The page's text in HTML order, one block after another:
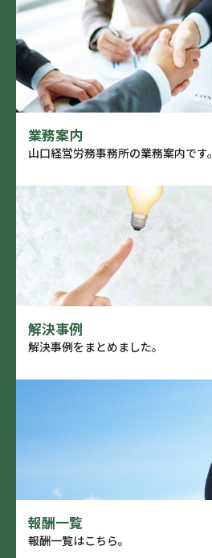
業務案内
山口経営労務事務所の業務案内です。
解決事例
解決事例をまとめました。
報酬一覧
報酬一覧はこちら。